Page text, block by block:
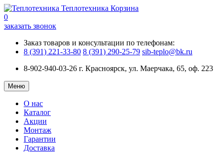
Теплотехника Корзина
0
заказать звонок
Заказ товаров и консультации по телефонам:
8 (391) 221-33-80 8 (391) 290-25-79 sib-teplo@bk.ru
8-902-940-03-26 г. Красноярск, ул. Маерчака, 65, оф. 223
Меню
О нас
Каталог
Акции
Монтаж
Гарантии
Доставка